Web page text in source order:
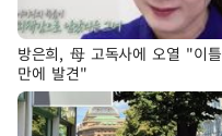
방은희, 母 고독사에 오열 "이틀
만에 발견"